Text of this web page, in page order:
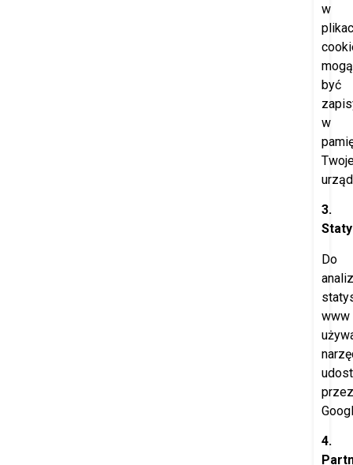
w
mogą
być
w
3.
Do
www
przez
4.